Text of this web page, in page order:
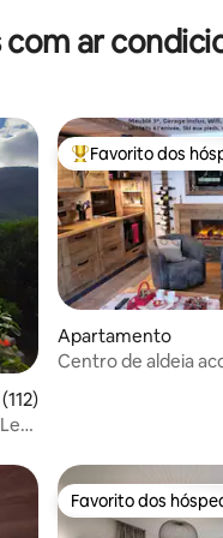
ar
média de 4,9 em 5
Favoritos dos
Favorito dos
Apartamento
Centro de aldeia
Favorito dos
Favorito dos